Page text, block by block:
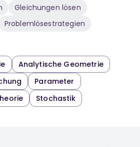
Gleichungen lösen
Problemlösestrategien
Analytische Geometrie
Parameter
Stochastik